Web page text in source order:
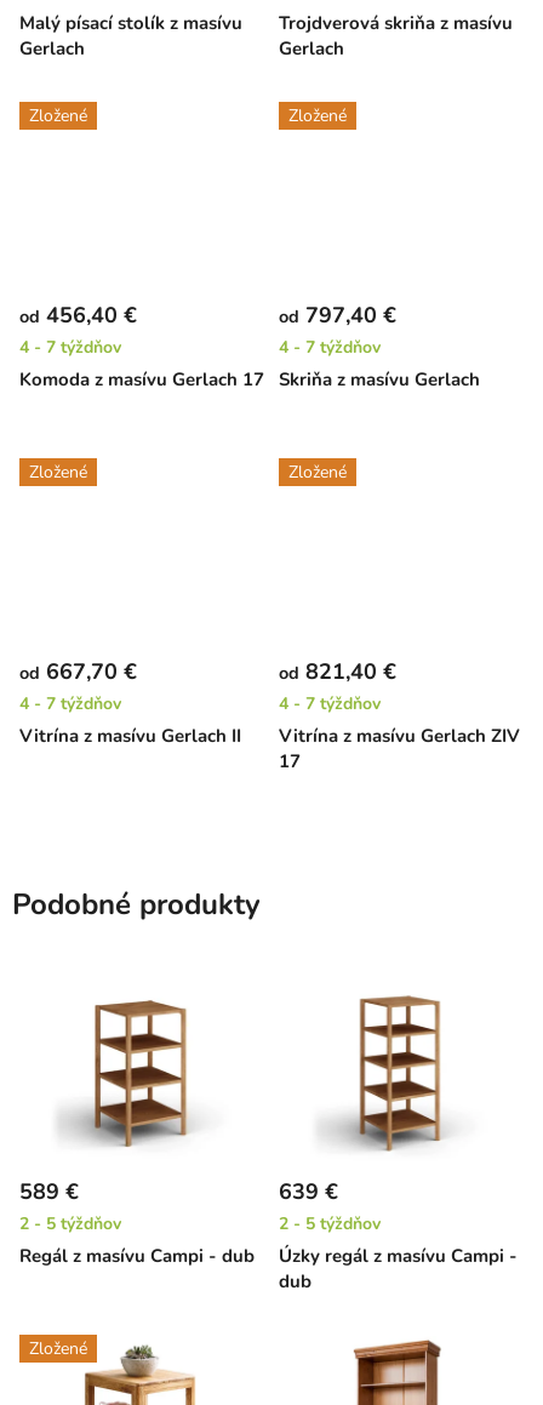
Malý písací stolík z masívu
Gerlach
Trojdverová skriňa z masívu
Gerlach
Zložené
Komoda z masívu Gerlach 17
od 456,40 €
4 - 7 týždňov
Zložené
Skriňa z masívu Gerlach
od 797,40 €
4 - 7 týždňov
Zložené
Vitrína z masívu Gerlach II
od 667,70 €
4 - 7 týždňov
Zložené
Vitrína z masívu Gerlach ZIV
17
od 821,40 €
4 - 7 týždňov
Podobné produkty
Regál z masívu Campi - dub
589 €
2 - 5 týždňov
Úzky regál z masívu Campi -
dub
639 €
2 - 5 týždňov
Zložené